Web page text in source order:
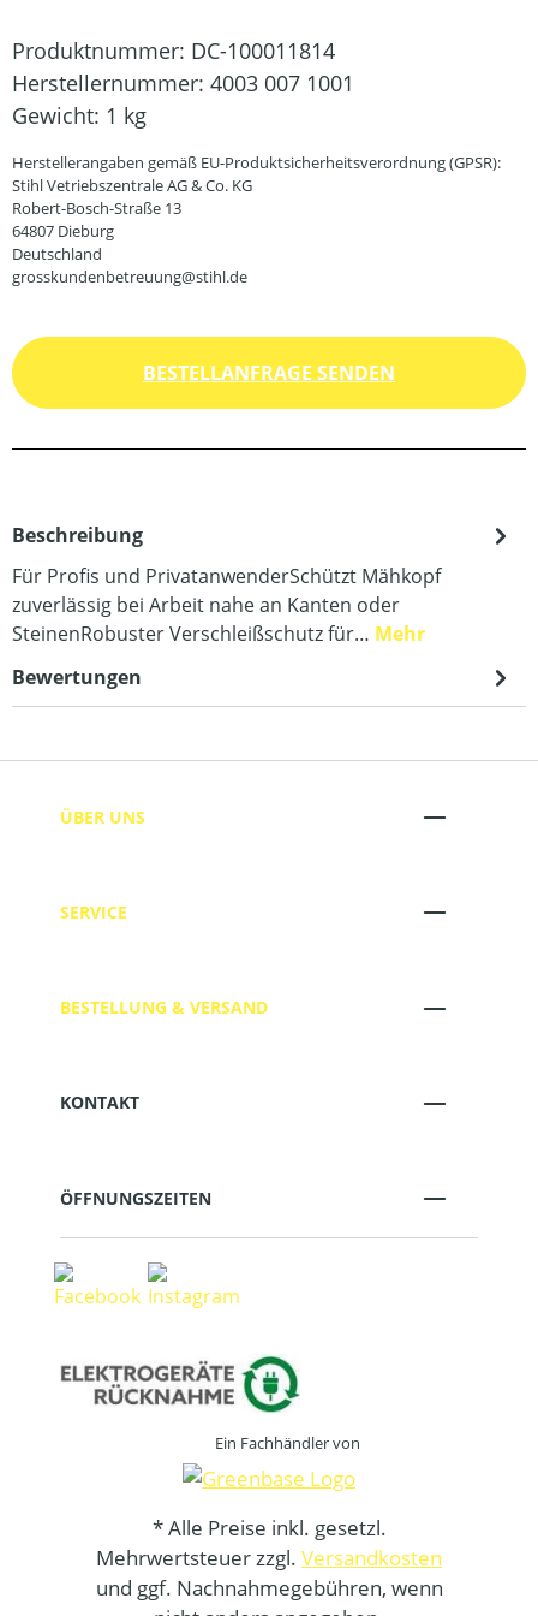
Produktnummer: DC-100011814
Herstellernummer: 4003 007 1001
Gewicht: 1 kg
Herstellerangaben gemäß EU-Produktsicherheitsverordnung (GPSR):
Stihl Vetriebszentrale AG & Co. KG
Robert-Bosch-Straße 13
64807 Dieburg
Deutschland
grosskundenbetreuung@stihl.de
BESTELLANFRAGE SENDEN
Beschreibung
Für Profis und PrivatanwenderSchützt Mähkopf
zuverlässig bei Arbeit nahe an Kanten oder
SteinenRobuster Verschleißschutz für… Mehr
Bewertungen
ÜBER UNS
SERVICE
BESTELLUNG & VERSAND
KONTAKT
ÖFFNUNGSZEITEN
Ein Fachhändler von
* Alle Preise inkl. gesetzl.
Mehrwertsteuer zzgl. Versandkosten
und ggf. Nachnahmegebühren, wenn